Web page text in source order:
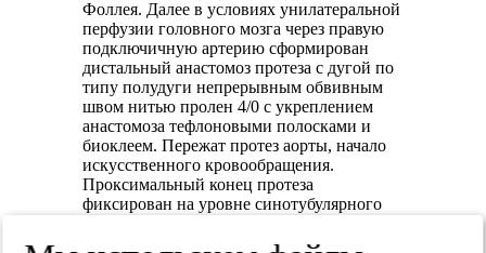
Фоллея. Далее в условиях унилатеральной
перфузии головного мозга через правую
подключичную артерию сформирован
дистальный анастомоз протеза с дугой по
типу полудуги непрерывным обвивным
швом нитью пролен 4/0 с укреплением
анастомоза тефлоновыми полосками и
биоклеем. Пережат протез аорты, начало
искусственного кровообращения.
Проксимальный конец протеза
фиксирован на уровне синотубулярного
нитью пролен 4/0 также с укреплением